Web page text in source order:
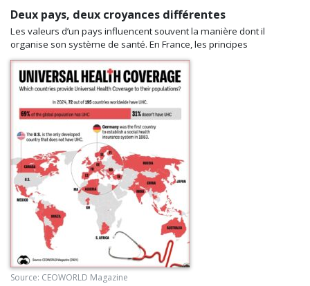
Deux pays, deux croyances différentes
Les valeurs d’un pays influencent souvent la manière dont il
organise son système de santé. En France, les principes
Source: CEOWORLD Magazine